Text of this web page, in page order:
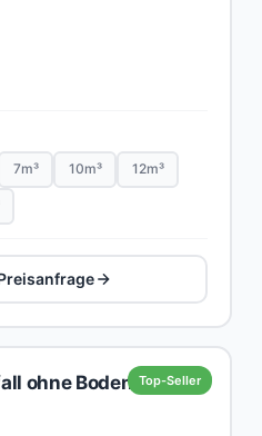
7m³ 10m³ 12m³
Top-Seller
ohne Boden,